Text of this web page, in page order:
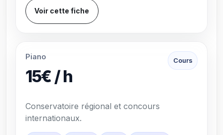
Voir cette fiche
Piano
15€ / h
Cours
Conservatoire régional et concours
internationaux.